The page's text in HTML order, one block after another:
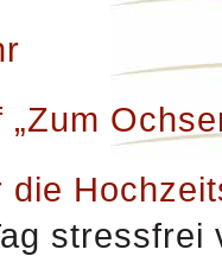
die
stressfrei